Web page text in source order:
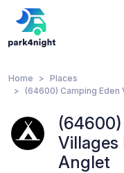
Home
Places
(64600) Camping Eden
(64600)
Villages
Anglet